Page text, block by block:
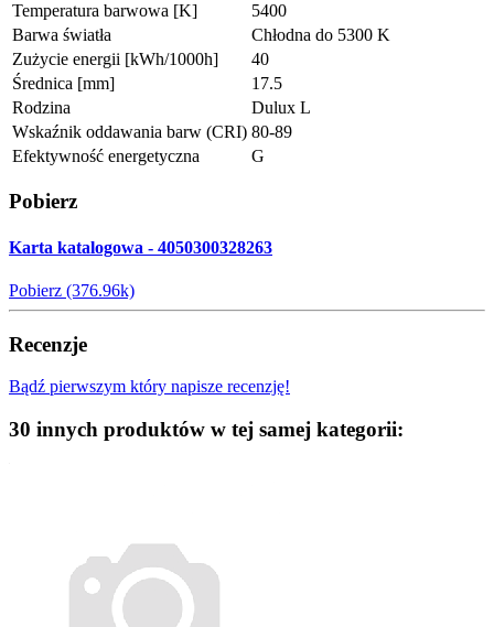
Temperatura barwowa [K]
5400
Barwa światła
Chłodna do 5300 K
Zużycie energii [kWh/1000h]
40
Średnica [mm]
17.5
Rodzina
Dulux L
Wskaźnik oddawania barw (CRI) 80-89
Efektywność energetyczna
G
Pobierz
Karta katalogowa - 4050300328263
Pobierz (376.96k)
Recenzje
Bądź pierwszym który napisze recenzję!
30 innych produktów w tej samej kategorii: